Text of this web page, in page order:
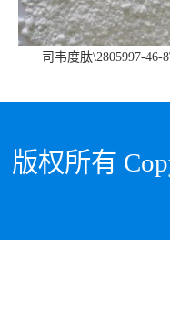
司韦度肽\2805997-46-
版权所有